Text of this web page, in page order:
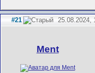
#21 25.08.2024,
Ment